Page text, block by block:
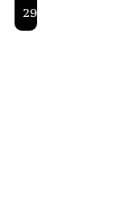
297